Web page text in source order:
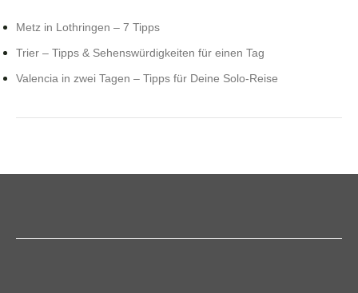
Metz in Lothringen – 7 Tipps
Trier – Tipps & Sehenswürdigkeiten für einen Tag
Valencia in zwei Tagen – Tipps für Deine Solo-Reise